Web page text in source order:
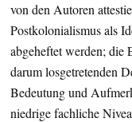
von den Autoren
Postkolonialismus als
abgeheftet werden; die
darum losgetretenden
Bedeutung und
niedrige fachliche